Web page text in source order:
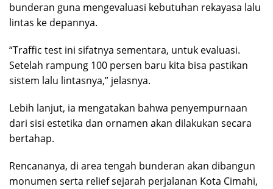
bunderan guna mengevaluasi kebutuhan rekayasa lalu
lintas ke depannya.
“Traffic test ini sifatnya sementara, untuk evaluasi.
Setelah rampung 100 persen baru kita bisa pastikan
sistem lalu lintasnya,” jelasnya.
Lebih lanjut, ia mengatakan bahwa penyempurnaan
dari sisi estetika dan ornamen akan dilakukan secara
bertahap.
Rencananya, di area tengah bunderan akan dibangun
monumen serta relief sejarah perjalanan Kota Cimahi,